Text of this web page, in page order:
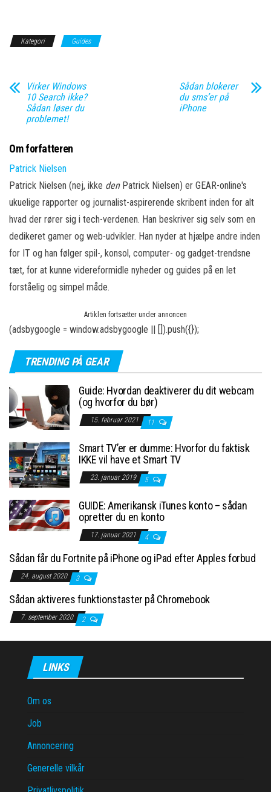
Kategori Guides
Virker Windows
10 Search ikke?
Sådan løser du
problemet!
Sådan blokerer
du sms’er på
iPhone
Om forfatteren
Patrick Nielsen
Patrick Nielsen (nej, ikke denPatrick Nielsen) er GEAR-online's
ukuelige rapporter og journalist-aspirerende skribent inden for alt
hvad der rører sig i tech-verdenen. Han beskriver sig selv som en
dedikeret gamer og web-udvikler. Han nyder at hjælpe andre inden
for IT og han følger spil-, konsol, computer- og gadget-trendsne
tæt, for at kunne videreformidle nyheder og guides på en let
forståelig og simpel måde.
Artiklen fortsætter under annoncen
(adsbygoogle = window.adsbygoogle || []).push({});
TRENDING PÅ GEAR
Guide: Hvordan deaktiverer du dit webcam
(og hvorfor du bør)
15. februar 2021 11
Smart TV’er er dumme: Hvorfor du faktisk
IKKE vil have et Smart TV
23. januar 2019 5
GUIDE: Amerikansk iTunes konto – sådan
opretter du en konto
17. januar 2021 4
Sådan får du Fortnite på iPhone og iPad efter Apples forbud
24. august 2020 3
Sådan aktiveres funktionstaster på Chromebook
7. september 2020 2
LINKS
Om os
Job
Annoncering
Generelle vilkår